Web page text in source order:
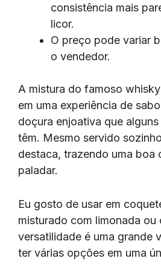
consistência mais
licor.
O preço pode variar
o vendedor.
A mistura do famoso
em uma experiência de
doçura enjoativa que
têm. Mesmo servido
destaca, trazendo uma boa
paladar.
Eu gosto de usar em
misturado com limonada ou
versatilidade é uma grande
ter várias opções em uma